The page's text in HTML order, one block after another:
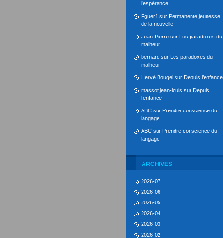
l’espérance
Fguer1 sur Permanente jeunesse
de la nouvelle
Jean-Pierre sur Les paradoxes du
malheur
bernard sur Les paradoxes du
malheur
Hervé Bougel sur Depuis l’enfance
massot jean-louis sur Depuis
l’enfance
ABC sur Prendre conscience du
langage
ABC sur Prendre conscience du
langage
ARCHIVES
2026-07
2026-06
2026-05
2026-04
2026-03
2026-02